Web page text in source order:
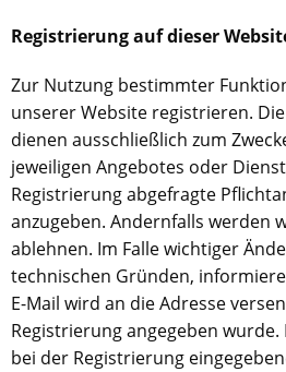
Registrierung auf dieser
Zur Nutzung bestimmter
unserer Website registrieren.
dienen ausschließlich zum
jeweiligen Angebotes oder
Registrierung abgefragte
anzugeben. Andernfalls werden
ablehnen. Im Falle wichtiger
technischen Gründen,
E-Mail wird an die Adresse
Registrierung angegeben
bei der Registrierung